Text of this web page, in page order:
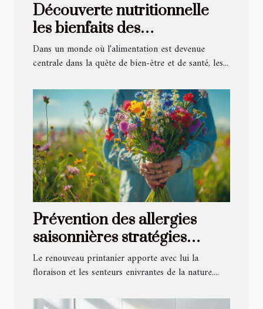
Découverte nutritionnelle
les bienfaits des
superaliments locaux sous-
estimés
Dans un monde où l'alimentation est devenue
centrale dans la quête de bien-être et de santé, les...
Prévention des allergies
saisonnières stratégies
naturelles et solutions
durables
Le renouveau printanier apporte avec lui la
floraison et les senteurs enivrantes de la nature....